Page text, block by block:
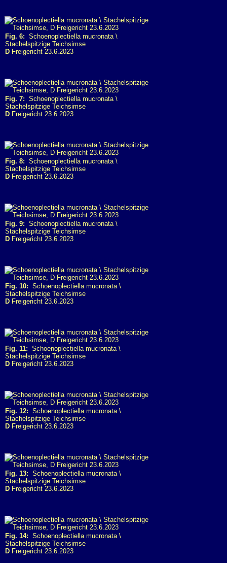
Fig. 6: Schoenoplectiella mucronata \
Stachelspitzige Teichsimse
D Freigericht 23.6.2023
Fig. 7: Schoenoplectiella mucronata \
Stachelspitzige Teichsimse
D Freigericht 23.6.2023
Fig. 8: Schoenoplectiella mucronata \
Stachelspitzige Teichsimse
D Freigericht 23.6.2023
Fig. 9: Schoenoplectiella mucronata \
Stachelspitzige Teichsimse
D Freigericht 23.6.2023
Fig. 10: Schoenoplectiella mucronata \
Stachelspitzige Teichsimse
D Freigericht 23.6.2023
Fig. 11: Schoenoplectiella mucronata \
Stachelspitzige Teichsimse
D Freigericht 23.6.2023
Fig. 12: Schoenoplectiella mucronata \
Stachelspitzige Teichsimse
D Freigericht 23.6.2023
Fig. 13: Schoenoplectiella mucronata \
Stachelspitzige Teichsimse
D Freigericht 23.6.2023
Fig. 14: Schoenoplectiella mucronata \
Stachelspitzige Teichsimse
D Freigericht 23.6.2023